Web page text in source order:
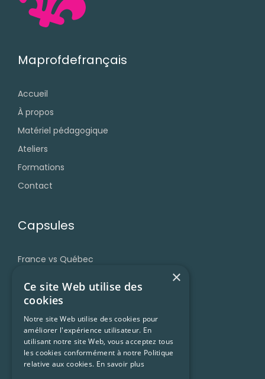
Maprofdefrançais
Accueil
À propos
Matériel pédagogique
Ateliers
Formations
Contact
Capsules
France vs Québec
Accent et prononciation
Vocabulaire et expressions
Trucs et ressources
Francophonie
Culture Québécoise
×
Ce site Web utilise des
cookies
Notre site Web utilise des cookies pour
améliorer l'expérience utilisateur. En
utilisant notre site Web, vous acceptez tous
les cookies conformément à notre Politique
relative aux cookies. En savoir plus